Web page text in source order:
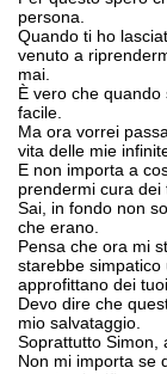
persona.
Quando ti ho
venuto a
mai.
È vero che
facile.
Ma ora vorrei
vita delle mie
E non importa a
prendermi cura dei
Sai, in fondo non
che erano.
Pensa che ora mi
starebbe
approfittano dei
Devo dire che
mio salvataggio.
Soprattutto Simon,
Non mi importa se